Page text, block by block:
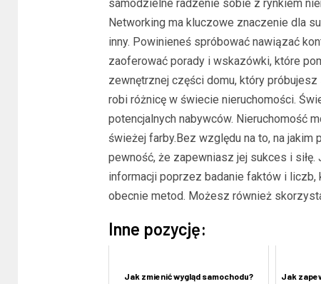
samodzielne radzenie sobie z rynkiem
Networking ma kluczowe znaczenie dla
inny. Powinieneś spróbować nawiązać
zaoferować porady i wskazówki, które
zewnętrznej części domu, który
robi różnicę w świecie nieruchomości.
potencjalnych nabywców. Nieruchomość
świeżej farby.Bez względu na to, na
pewność, że zapewniasz jej sukces i
informacji poprzez badanie faktów i
obecnie metod. Możesz również
Inne pozycję:
Jak zmienić wygląd samochodu?
Jak